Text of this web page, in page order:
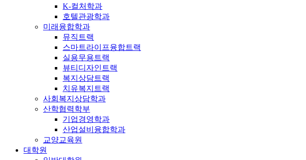
K-컬처학과
호텔관광학과
미래융합학과
뮤직트랙
스마트라이프융합트랙
실용무용트랙
뷰티디자인트랙
복지상담트랙
치유복지트랙
사회복지상담학과
산학협력학부
기업경영학과
산업설비융합학과
교양교육원
대학원